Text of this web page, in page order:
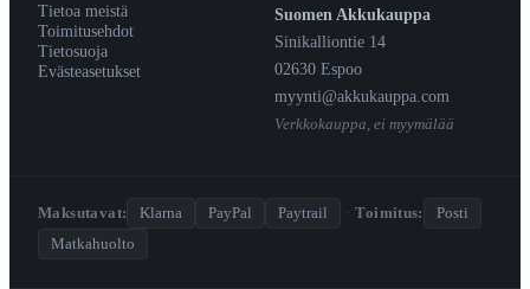
Tietoa meistä
Toimitusehdot
Tietosuoja
Evästeasetukset
Suomen Akkukauppa
Sinikalliontie 14
02630 Espoo
myynti@akkukauppa.com
Verkkokauppa, ei myymälää
Maksutavat: Klarna PayPal Paytrail · Toimitus:
Posti
Matkahuolto